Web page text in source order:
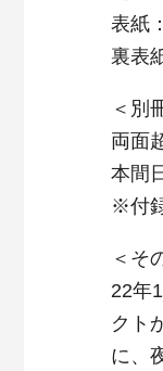
表紙
裏表
＜別
両面
本間
※付
＜そ
22年
クト
に、